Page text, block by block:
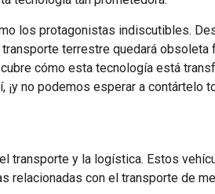
los protagonistas indiscutibles.
terrestre quedará obsoleta
cómo esta tecnología está
no podemos esperar a contártelo
transporte y la logística. Estos
relacionadas con el transporte de